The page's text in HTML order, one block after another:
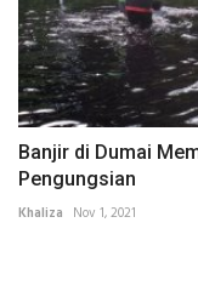
Banjir di Dumai
Pengungsian
Khaliza Nov 1, 2021